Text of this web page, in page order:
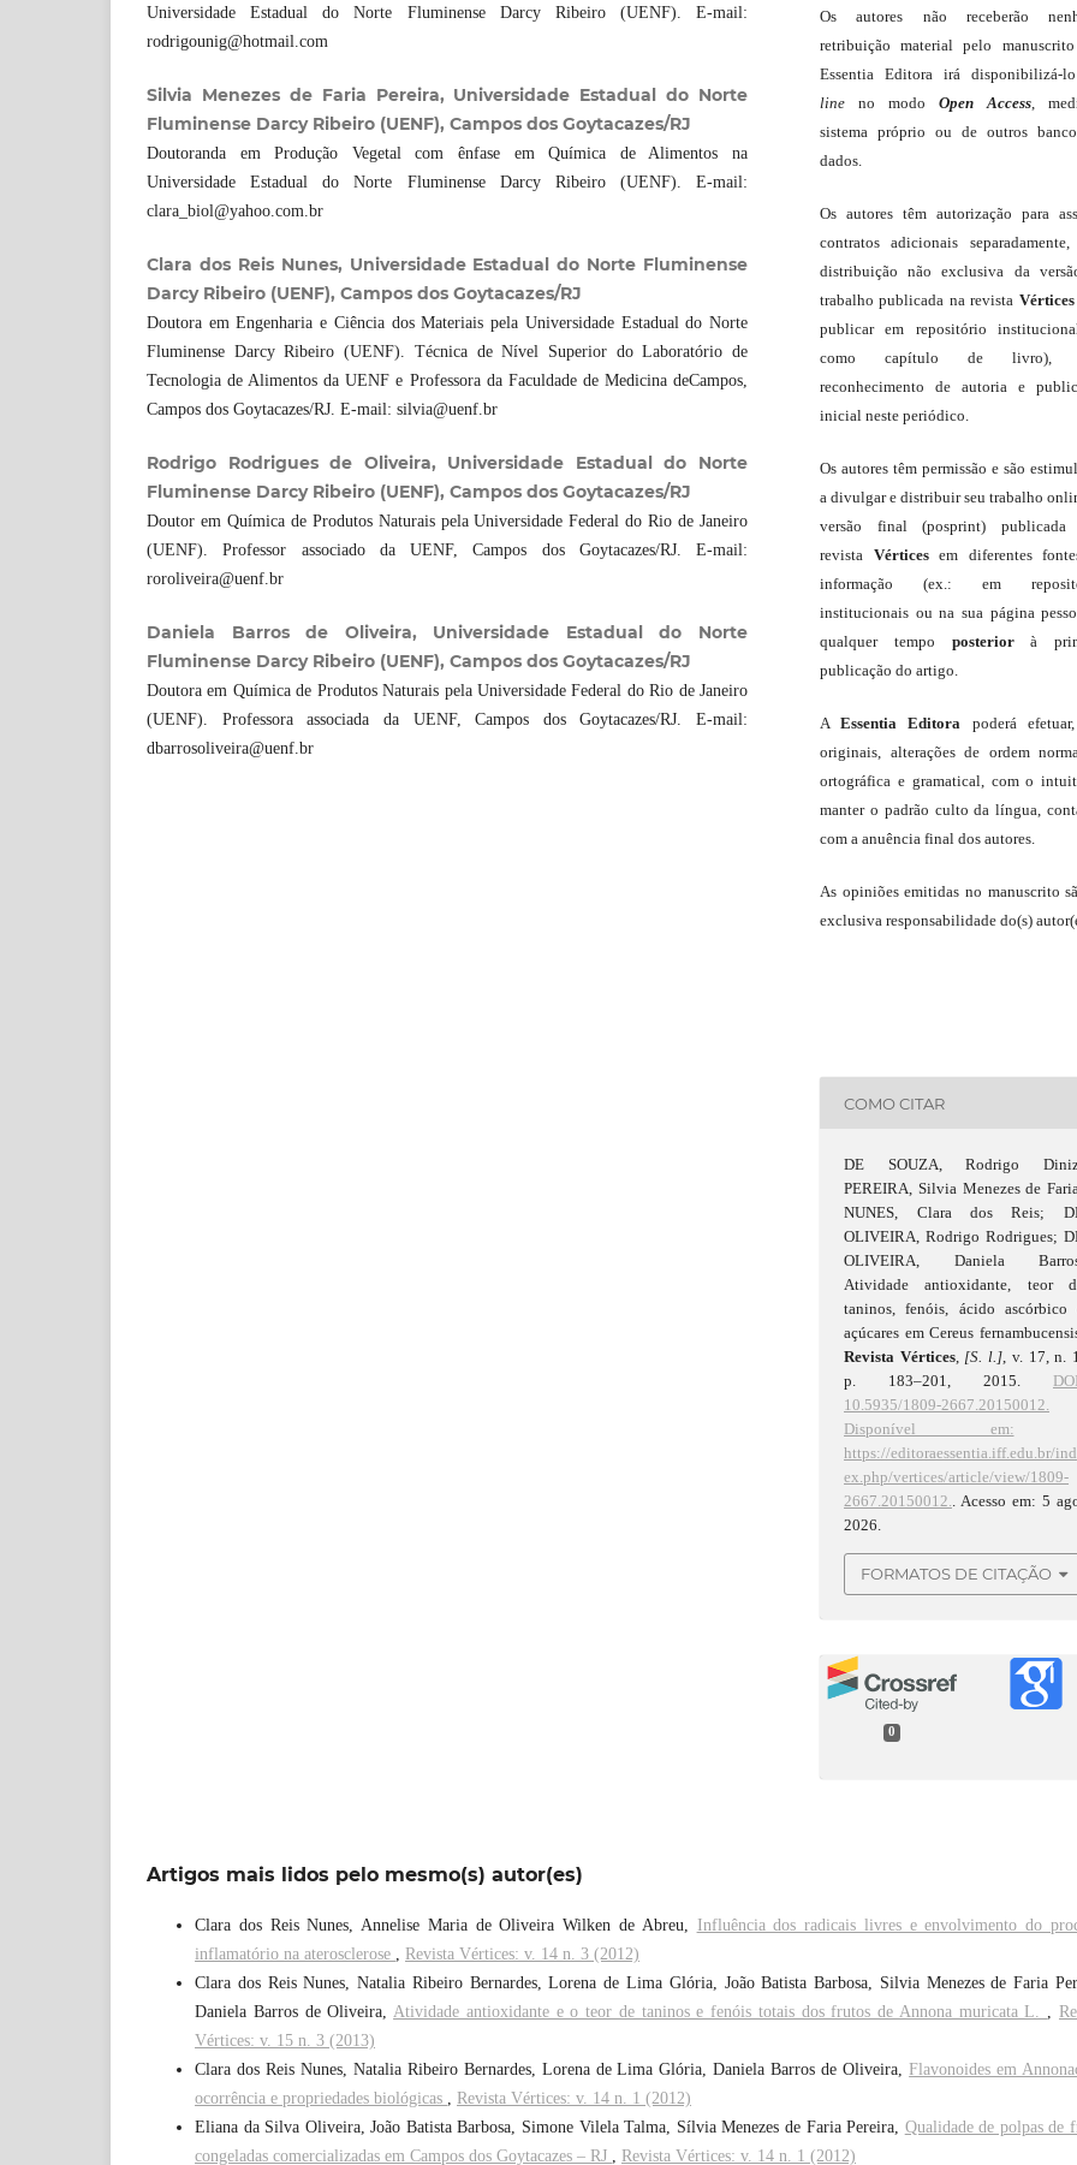
Universidade Estadual do Norte Fluminense Darcy Ribeiro (UENF). E-mail:
rodrigounig@hotmail.com
Silvia Menezes de Faria Pereira, Universidade Estadual do Norte
Fluminense Darcy Ribeiro (UENF), Campos dos Goytacazes/RJ
Doutoranda em Produção Vegetal com ênfase em Química de Alimentos na
Universidade Estadual do Norte Fluminense Darcy Ribeiro (UENF). E-mail:
clara_biol@yahoo.com.br
Clara dos Reis Nunes, Universidade Estadual do Norte Fluminense
Darcy Ribeiro (UENF), Campos dos Goytacazes/RJ
Doutora em Engenharia e Ciência dos Materiais pela Universidade Estadual do Norte
Fluminense Darcy Ribeiro (UENF). Técnica de Nível Superior do Laboratório de
Tecnologia de Alimentos da UENF e Professora da Faculdade de Medicina deCampos,
Campos dos Goytacazes/RJ. E-mail: silvia@uenf.br
Rodrigo Rodrigues de Oliveira, Universidade Estadual do Norte
Fluminense Darcy Ribeiro (UENF), Campos dos Goytacazes/RJ
Doutor em Química de Produtos Naturais pela Universidade Federal do Rio de Janeiro
(UENF). Professor associado da UENF, Campos dos Goytacazes/RJ. E-mail:
roroliveira@uenf.br
Daniela Barros de Oliveira, Universidade Estadual do Norte
Fluminense Darcy Ribeiro (UENF), Campos dos Goytacazes/RJ
Doutora em Química de Produtos Naturais pela Universidade Federal do Rio de Janeiro
(UENF). Professora associada da UENF, Campos dos Goytacazes/RJ. E-mail:
dbarrosoliveira@uenf.br
Os autores não receberão
retribuição material pelo
Essentia Editora irá disponibilizá-lo
line no modo Open Access,
sistema próprio ou de outros
dados.
Os autores têm autorização para
contratos adicionais separadamente,
distribuição não exclusiva da
trabalho publicada na revista Vértices
publicar em repositório
como capítulo de livro),
reconhecimento de autoria e
inicial neste periódico.
Os autores têm permissão e são
a divulgar e distribuir seu trabalho
versão final (posprint) publicada
revista Vérticesem diferentes
informação (ex.: em
institucionais ou na sua página
qualquer tempo posteriorà
publicação do artigo.
AEssentia Editora poderá
originais, alterações de ordem
ortográfica e gramatical, com o
manter o padrão culto da língua,
com a anuência final dos autores.
As opiniões emitidas no manuscrito
exclusiva responsabilidade do(s)
COMO CITAR
DE SOUZA, Rodrigo
PEREIRA, Silvia Menezes de
NUNES, Clara dos Reis;
OLIVEIRA, Rodrigo Rodrigues;
OLIVEIRA, Daniela
Atividade antioxidante, teor
taninos, fenóis, ácido ascórbico
açúcares em Cereus
Revista Vértices, [S. l.], v. 17, n.
p. 183–201, 2015.
10.5935/1809-2667.20150012.
Disponível em:
https://editoraessentia.iff.edu.br/ind
ex.php/vertices/article/view/1809-
2667.20150012.. Acesso em: 5
2026.
FORMATOS DE CITAÇÃO
0
Artigos mais lidos pelo mesmo(s) autor(es)
Clara dos Reis Nunes, Annelise Maria de Oliveira Wilken de Abreu, Influência dos radicais livres e envolvimento do
inflamatório na aterosclerose , Revista Vértices: v. 14 n. 3 (2012)
Clara dos Reis Nunes, Natalia Ribeiro Bernardes, Lorena de Lima Glória, João Batista Barbosa, Silvia Menezes de Faria
Daniela Barros de Oliveira,Atividade antioxidante e o teor de taninos e fenóis totais dos frutos de Annona muricata L. ,
Vértices: v. 15 n. 3 (2013)
Clara dos Reis Nunes, Natalia Ribeiro Bernardes, Lorena de Lima Glória, Daniela Barros de Oliveira, Flavonoides em
ocorrência e propriedades biológicas , Revista Vértices: v. 14 n. 1 (2012)
Eliana da Silva Oliveira, João Batista Barbosa, Simone Vilela Talma, Sílvia Menezes de Faria Pereira, Qualidade de polpas de
congeladas comercializadas em Campos dos Goytacazes – RJ , Revista Vértices: v. 14 n. 1 (2012)